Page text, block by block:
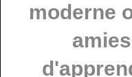
moderne